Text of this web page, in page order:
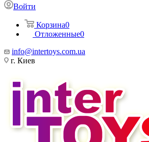
Войти
Корзина0
Отложенные0
info@intertoys.com.ua
г. Киев